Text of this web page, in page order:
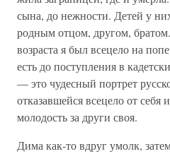
сына, до нежности. Детей у
родным отцом, другом,
возраста я был всецело на
есть до поступления в
— это чудесный портрет
отказавшейся всецело от
молодость за други своя.
Дима как-то вдруг умолк,